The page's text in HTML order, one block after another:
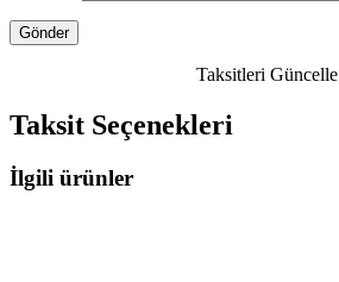
Taksitleri Güncelle
Taksit Seçenekleri
İlgili ürünler